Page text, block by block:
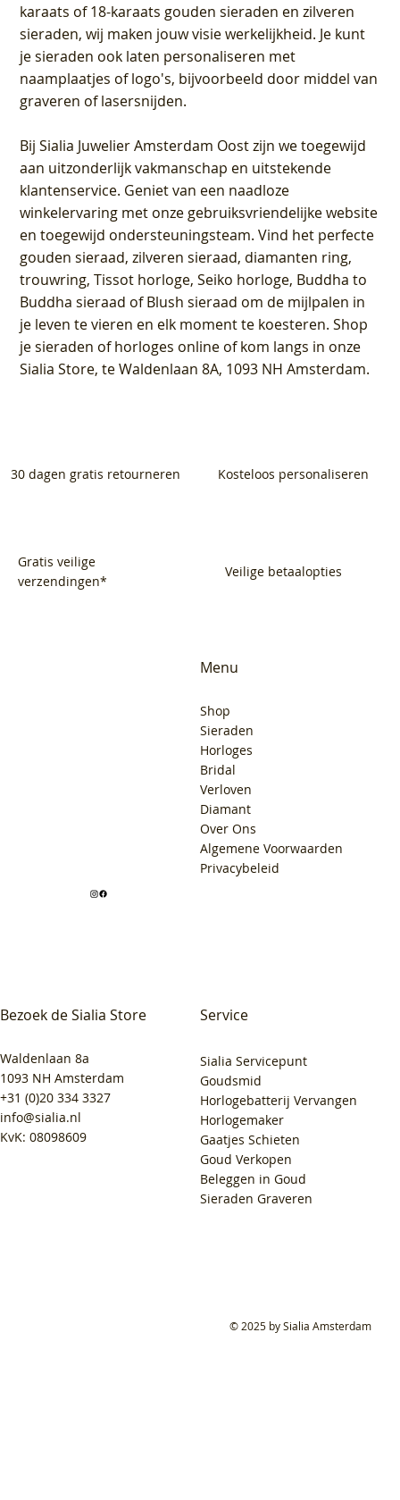
karaats of 18-karaats gouden sieraden en zilveren
sieraden, wij maken jouw visie werkelijkheid. Je kunt
je sieraden ook laten personaliseren met
naamplaatjes of logo's, bijvoorbeeld door middel van
graveren of lasersnijden.
BijSialia Juwelier Amsterdam Oostzijn we toegewijd
aan uitzonderlijk vakmanschap en uitstekende
klantenservice. Geniet van een naadloze
winkelervaring met onze gebruiksvriendelijke website
en toegewijd ondersteuningsteam. Vind het perfecte
gouden sieraad, zilveren sieraad, diamanten ring,
trouwring, Tissot horloge, Seiko horloge, Buddha to
Buddha sieraad of Blush sieraad om de mijlpalen in
je leven te vieren en elk moment te koesteren. Shop
je sieraden of horloges online of kom langs in onze
Sialia Store, te Waldenlaan 8A, 1093 NH Amsterdam.
30 dagen gratis retourneren Kosteloos personaliseren
Gratis veilige
verzendingen*
Veilige betaalopties
Bezoek de Sialia Store
Waldenlaan 8a
1093 NH Amsterdam
+31 (0)20 334 3327
info@sialia.nl
KvK: 08098609
Menu
Shop
Sieraden
Horloges
Bridal
Verloven
Diamant
Over Ons
Algemene Voorwaarden
Privacybeleid
Service
Sialia Servicepunt
Goudsmid
Horlogebatterij Vervangen
Horlogemaker
Gaatjes Schieten
Goud Verkopen
Beleggen in Goud
Sieraden Graveren
© 2025 by Sialia Amsterdam